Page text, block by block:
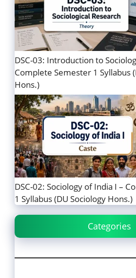
DSC-03: Introduction to
Complete Semester 1 Syllabus
Hons.)
DSC-02: Sociology of India I –
1 Syllabus (DU Sociology Hons.)
Categories